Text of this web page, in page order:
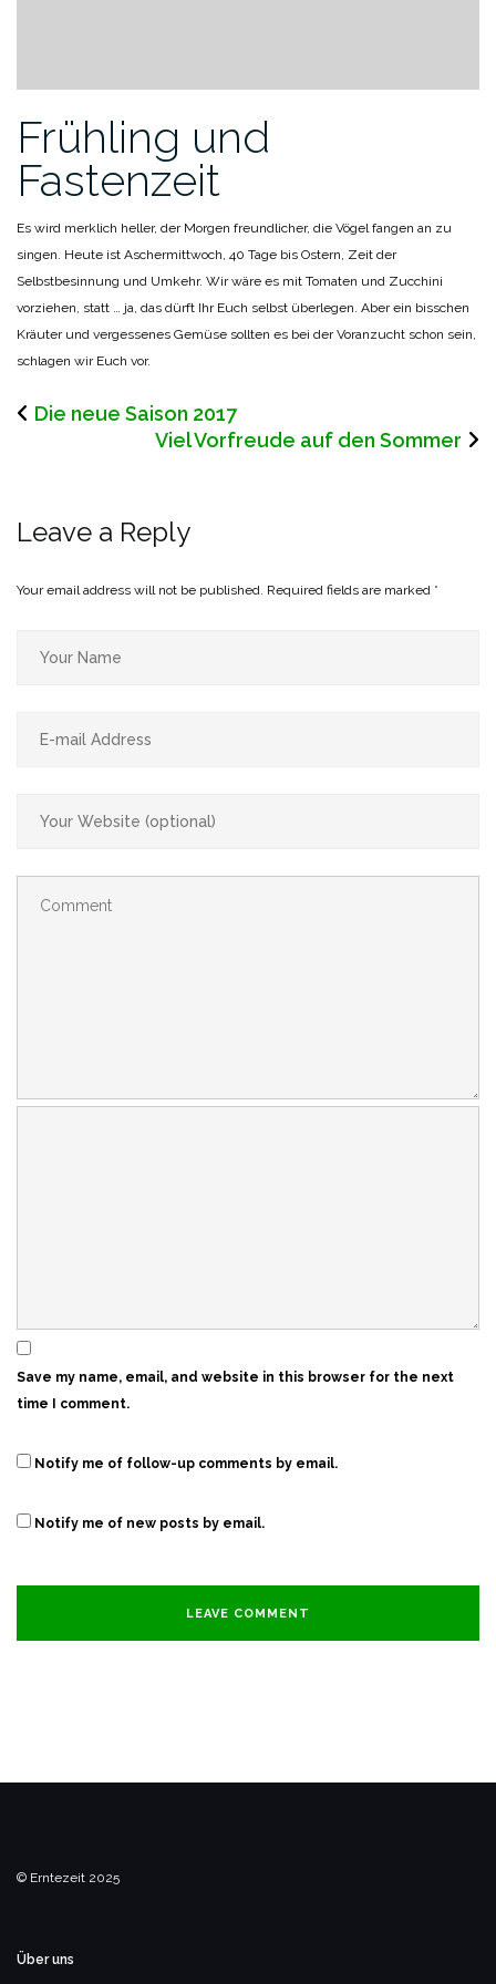
Frühling und
Fastenzeit
Es wird merklich heller, der Morgen freundlicher, die Vögel fangen an zu
singen. Heute ist Aschermittwoch, 40 Tage bis Ostern, Zeit der
Selbstbesinnung und Umkehr. Wir wäre es mit Tomaten und Zucchini
vorziehen, statt … ja, das dürft Ihr Euch selbst überlegen. Aber ein bisschen
Kräuter und vergessenes Gemüse sollten es bei der Voranzucht schon sein,
schlagen wir Euch vor.
Die neue Saison 2017
Viel Vorfreude auf den Sommer
Leave a Reply
Your email address will not be published. Required fields are marked *
Save my name, email, and website in this browser for the next
time I comment.
Notify me of follow-up comments by email.
Notify me of new posts by email.
© Erntezeit 2025
Über uns